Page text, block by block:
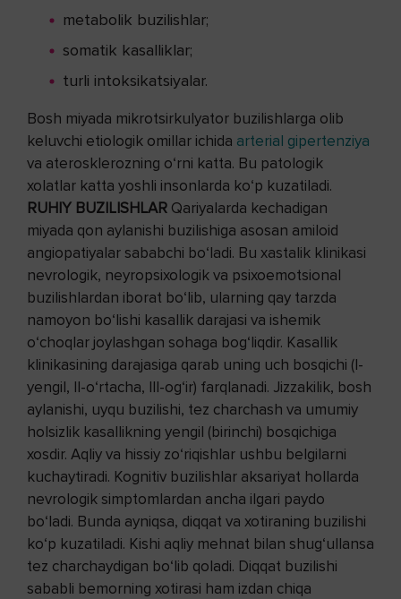
metabolik buzilishlar;
somatik kasalliklar;
turli intoksikatsiyalar.
Bosh miyada mikrotsirkulyator buzilishlarga olib
keluvchi etiologik omillar ichida arterial gipertenziya
va aterosklerozning o‘rni katta. Bu patologik
xolatlar katta yoshli insonlarda ko‘p kuzatiladi.
RUHIY BUZILISHLAR Qariyalarda kechadigan
miyada qon aylanishi buzilishiga asosan amiloid
angiopatiyalar sababchi bo‘ladi. Bu xastalik klinikasi
nevrologik, neyropsixologik va psixoemotsional
buzilishlardan iborat bo‘lib, ularning qay tarzda
namoyon bo‘lishi kasallik darajasi va ishemik
o‘choqlar joylashgan sohaga bog‘liqdir. Kasallik
klinikasining darajasiga qarab uning uch bosqichi (I-
yengil, II-o‘rtacha, III-og‘ir) farqlanadi. Jizzakilik, bosh
aylanishi, uyqu buzilishi, tez charchash va umumiy
holsizlik kasallikning yengil (birinchi) bosqichiga
xosdir. Aqliy va hissiy zo‘riqishlar ushbu belgilarni
kuchaytiradi. Kognitiv buzilishlar aksariyat hollarda
nevrologik simptomlardan ancha ilgari paydo
bo‘ladi. Bunda ayniqsa, diqqat va xotiraning buzilishi
ko‘p kuzatiladi. Kishi aqliy mehnat bilan shug‘ullansa
tez charchaydigan bo‘lib qoladi. Diqqat buzilishi
sababli bemorning xotirasi ham izdan chiqa